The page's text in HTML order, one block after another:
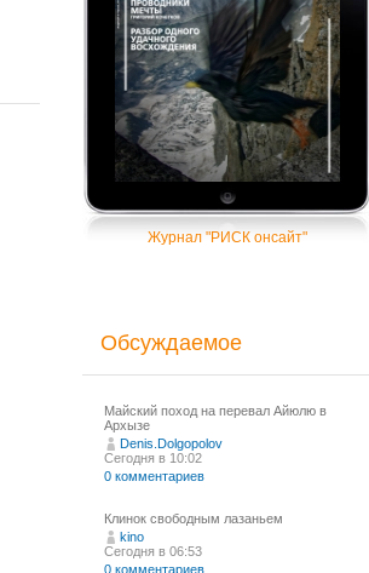
Журнал "РИСК онсайт"
Обсуждаемое
Майский поход на перевал Айюлю в
Архызе
Denis.Dolgopolov
Сегодня в 10:02
0 комментариев
Клинок свободным лазаньем
kino
Сегодня в 06:53
0 комментариев